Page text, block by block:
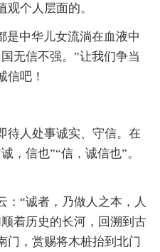
个人层面的。
中华儿女流淌在血液中
无信不强。”让我们争当
信吧！
人处事诚实、守信。在
，信也”“信，诚信也”。
“诚者，乃做人之本，人
着历史的长河，回溯到古
门，赏赐将木桩抬到北门